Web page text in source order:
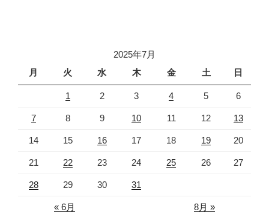
2025年7月
月
火 水 木 金 土 日
1 2 3 4 5 6
7 8 9 10 11 12 13
14 15 16 17 18 19 20
21 22 23 24 25 26 27
28 29 30 31
« 6月 8月 »